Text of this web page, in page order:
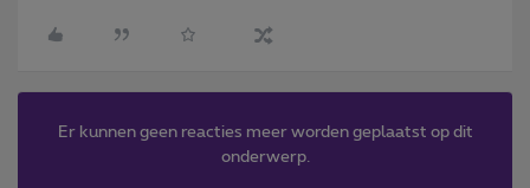
Er kunnen geen reacties meer worden geplaatst op dit
onderwerp.